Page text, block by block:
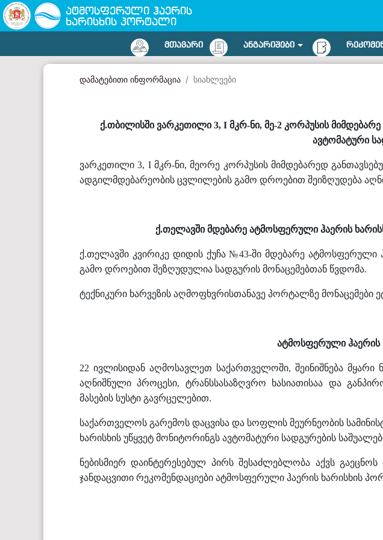
ატმოსფერული ჰაერის
ხარისხის პორტალი
ᲛᲗᲐᲕᲐᲠᲘ ᲐᲜᲒᲐᲠᲘᲨᲔᲑᲘ
დამატებითი ინფორმაცია სიახლეები
ქ.თბილისში ვარკეთილი 3, I მკრ-ნი, მე-2 კორპუსის
ავტომატური
ვარკეთილი 3, I მკრ-ნი, მეორე კორპუსის მიმდებარედ
ადგილმდებარეობის ცვლილების გამო დროებით შეიზღუდება
ქ.თელავში მდებარე ატმოსფერული ჰაერის
ქ.თელავში კვირიკე დიდის ქუჩა №43-ში მდებარე ატმოსფერული
გამო დროებით შეზღუდულია სადგურის მონაცემებთან წვდომა.
ტექნიკური ხარვეზის აღმოფხვრისთანავე პორტალზე მონაცემები
ატმოსფერული ჰაერის
22 ივლისიდან აღმოსავლეთ საქართველოში, შეინიშნება მყარი
აღნიშნული პროცესი, ტრანსსასაზღვრო ხასიათისაა და
მასების სუსტი გავრცელებით.
საქართველოს გარემოს დაცვისა და სოფლის მეურნეობის
ხარისხის უწყვეტ მონიტორინგს ავტომატური სადგურების
ნებისმიერ დაინტერესებულ პირს შესაძლებლობა აქვს
ჯანდაცვითი რეკომენდაციები ატმოსფერული ჰაერის ხარისხის